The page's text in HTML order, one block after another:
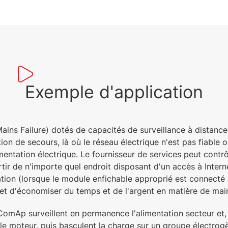
Exemple d'application
Failure) dotés de capacités de surveillance à
de secours, là où le réseau électrique n'est pas fiable
électrique. Le fournisseur de services peut
de n'importe quel endroit disposant d'un accès à
(lorsque le module enfichable approprié est
d'économiser du temps et de l'argent en matière de
surveillent en permanence l'alimentation secteur
moteur, puis basculent la charge sur un groupe